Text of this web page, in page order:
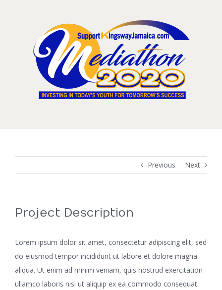
Previous Next
Project Description
Lorem ipsum dolor sit amet, consectetur adipiscing elit, sed
do eiusmod tempor incididunt ut labore et dolore magna
aliqua. Ut enim ad minim veniam, quis nostrud exercitation
ullamco laboris nisi ut aliquip ex ea commodo consequat.